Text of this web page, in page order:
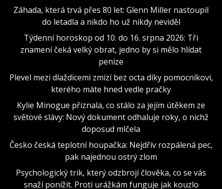
Záhada, která trvá přes 80 let: Glenn Miller nastoupil
do letadla a nikdo ho už nikdy neviděl
Týdenní horoskop od 10. do 16. srpna 2026: Tři
znamení čeká velký obrat, jedno by si mělo hlídat
peníze
Plevel mezi dlaždicemi zmizí bez octa díky pomocníkovi,
kterého máte hned vedle pračky
Kylie Minogue přiznala, co stálo za jejím útěkem ze
světové slávy: Nový dokument odhaluje roky, o nichž
doposud mlčela
Česko česká teplotní houpačka: Nejdřív rozpálená pec,
pak najednou ostrý zlom
Psychologický trik, který odzbrojí člověka, co se vás
snaží ponížit. Proti urážkám funguje jak kouzlo